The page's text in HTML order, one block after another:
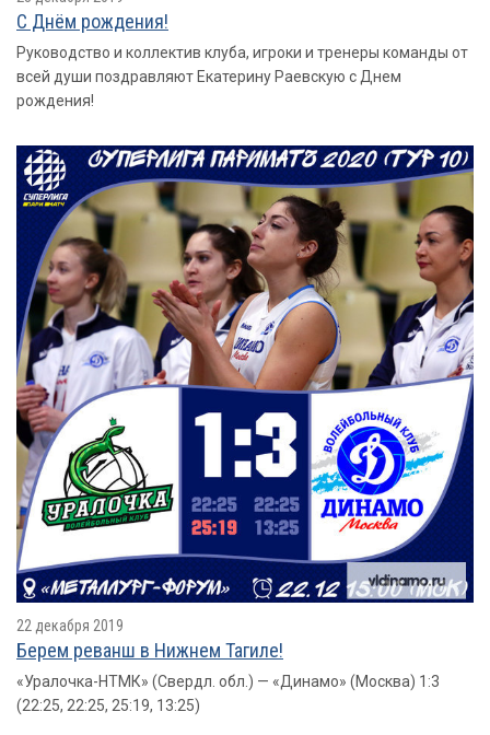
С Днём рождения!
Руководство и коллектив клуба, игроки и тренеры команды от
всей души поздравляют Екатерину Раевскую с Днем
рождения!
22 декабря 2019
Берем реванш в Нижнем Тагиле!
«Уралочка-НТМК» (Свердл. обл.) — «Динамо» (Москва) 1:3
(22:25, 22:25, 25:19, 13:25)